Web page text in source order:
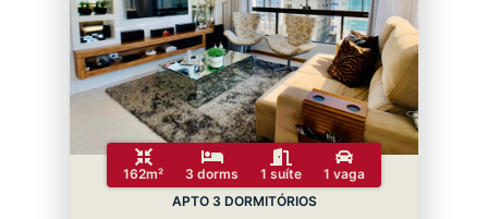
162m² 3 dorms 1 suíte
1 vaga
APTO 3 DORMITÓRIOS